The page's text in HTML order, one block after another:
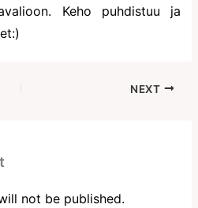
Keho puhdistuu ja
NEXT
not be published.